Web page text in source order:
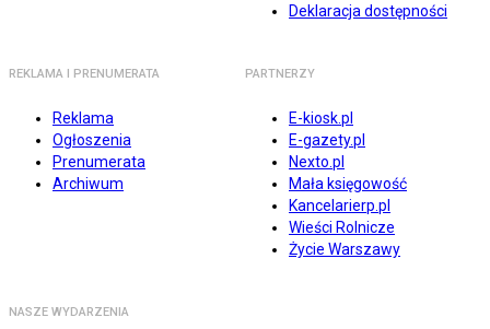
Deklaracja dostępności
REKLAMA I PRENUMERATA
Reklama
Ogłoszenia
Prenumerata
Archiwum
PARTNERZY
E-kiosk.pl
E-gazety.pl
Nexto.pl
Mała księgowość
Kancelarierp.pl
Wieści Rolnicze
Życie Warszawy
NASZE WYDARZENIA